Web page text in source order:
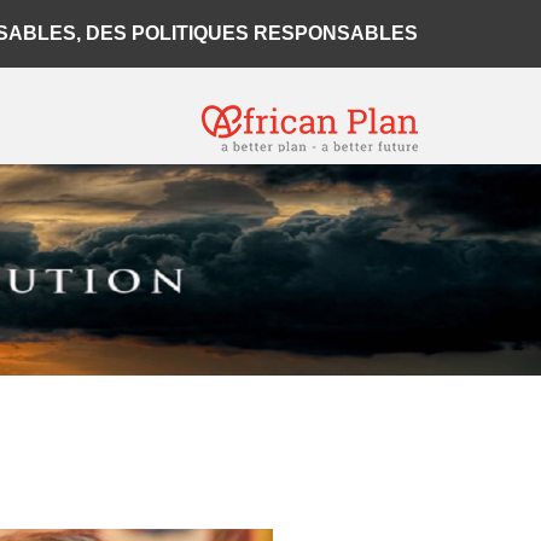
DES POLITIQUES RESPONSABLES...